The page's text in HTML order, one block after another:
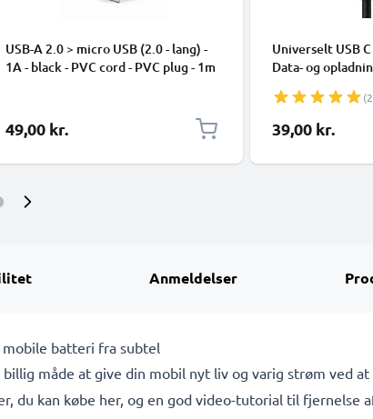
USB-A 2.0 > micro USB (2.0 - lang) -
1A - black - PVC cord - PVC plug - 1m
49,00 kr.
Universelt USB
Data- og
højttalere - 3A
1m Nylon
39,00 kr.
Anmeldelser
mobile batteri fra subtel
måde at give din mobil nyt liv og varig strøm ved at
du kan købe her, og en god video-tutorial til fjernelse